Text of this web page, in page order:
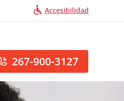
Accesibilidad
267-900-3127